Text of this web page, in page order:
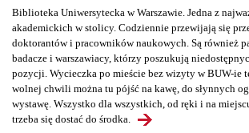
Biblioteka Uniwersytecka w Warszawie. Jedna z
akademickich w stolicy. Codziennie przewijają się
doktorantów i pracowników naukowych. Są również
badacze i warszawiacy, którzy poszukują
pozycji. Wycieczka po mieście bez wizyty w BUW-ie
wolnej chwili można tu pójść na kawę, do słynnych
wystawę. Wszystko dla wszystkich, od ręki i na
trzeba się dostać do środka.